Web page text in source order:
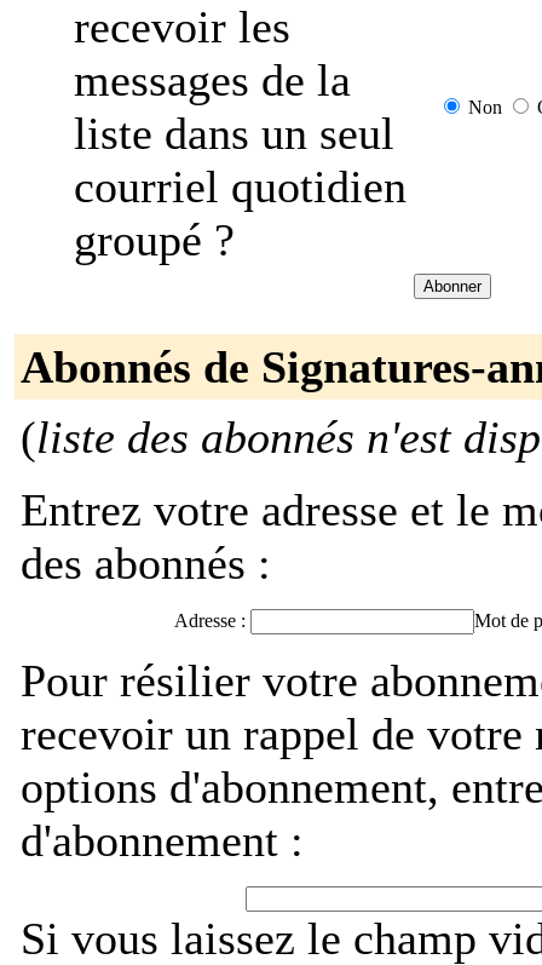
recevoir les
messages de la
liste dans un seul
courriel quotidien
groupé ?
Non
Abonnés de Signatures-
(liste des abonnés n'est
Entrez votre adresse et le
des abonnés :
Adresse : Mot de
Pour résilier votre
recevoir un rappel de
options d'abonnement,
d'abonnement :
Si vous laissez le champ